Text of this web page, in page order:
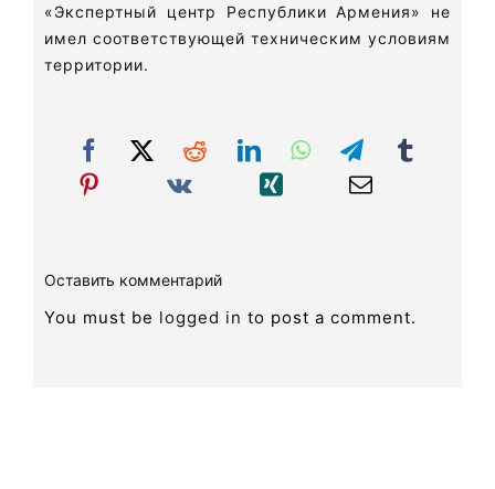
«Экспертный центр Республики Армения» не
имел соответствующей техническим условиям
территории.
Оставить комментарий
You must be logged in to post a comment.